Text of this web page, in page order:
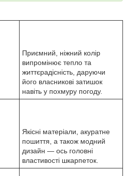
Приємний, ніжний колір
випромінює тепло та
життєрадісність, даруючи
його власникові затишок
навіть у похмуру погоду.
Якісні матеріали, акуратне
пошиття, а також модний
дизайн — ось головні
властивості шкарпеток.